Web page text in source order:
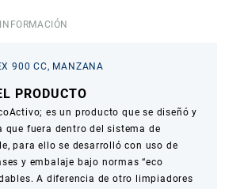
900 CC, MANZANA
PRODUCTO
es un producto que se diseñó y
que fuera dentro del sistema de
para ello se desarrolló con uso de
y embalaje bajo normas “eco
A diferencia de otro limpiadores